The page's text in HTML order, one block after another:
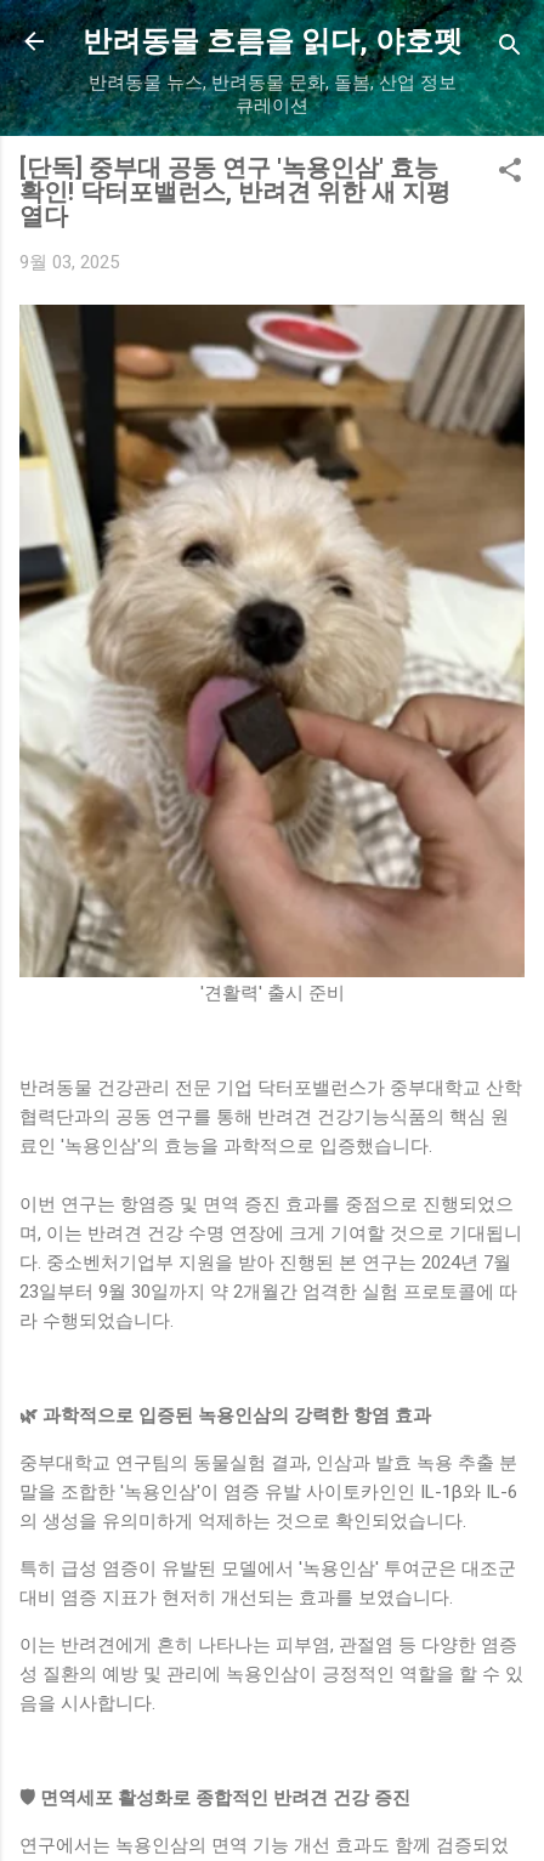
기본 콘텐츠로 건너뛰기
반려동물 흐름을 읽다, 야호펫
반려동물 뉴스, 반려동물 문화, 돌봄, 산업 정보
큐레이션
[단독] 중부대 공동 연구 '녹용인삼' 효능
확인! 닥터포밸런스, 반려견 위한 새 지평
열다
9월 03, 2025
'견활력' 출시 준비
반려동물 건강관리 전문 기업 닥터포밸런스가 중부대학교 산학
협력단과의 공동 연구를 통해 반려견 건강기능식품의 핵심 원
료인 '녹용인삼'의 효능을 과학적으로 입증했습니다.
이번 연구는 항염증 및 면역 증진 효과를 중점으로 진행되었으
며, 이는 반려견 건강 수명 연장에 크게 기여할 것으로 기대됩니
다. 중소벤처기업부 지원을 받아 진행된 본 연구는 2024년 7월
23일부터 9월 30일까지 약 2개월간 엄격한 실험 프로토콜에 따
라 수행되었습니다.
🌿 과학적으로 입증된 녹용인삼의 강력한 항염 효과
중부대학교 연구팀의 동물실험 결과, 인삼과 발효 녹용 추출 분
말을 조합한 '녹용인삼'이 염증 유발 사이토카인인 IL-1β와 IL-6
의 생성을 유의미하게 억제하는 것으로 확인되었습니다.
특히 급성 염증이 유발된 모델에서 '녹용인삼' 투여군은 대조군
대비 염증 지표가 현저히 개선되는 효과를 보였습니다.
이는 반려견에게 흔히 나타나는 피부염, 관절염 등 다양한 염증
성 질환의 예방 및 관리에 녹용인삼이 긍정적인 역할을 할 수 있
음을 시사합니다.
🛡️ 면역세포 활성화로 종합적인 반려견 건강 증진
연구에서는 녹용인삼의 면역 기능 개선 효과도 함께 검증되었